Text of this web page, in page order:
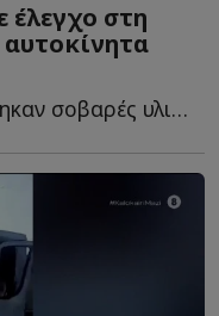
έλεγχο στη
Από τα χτυπήματα προκλήθηκαν σοβαρές υλικές ζημιές σ...